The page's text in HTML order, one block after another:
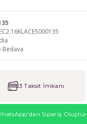
Bedava
3 Taksit İmkanı
Sipariş Oluştur